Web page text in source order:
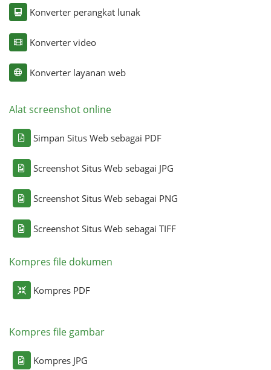
Konverter perangkat lunak
Konverter video
Konverter layanan web
Alat screenshot online
Simpan Situs Web sebagai PDF
Screenshot Situs Web sebagai JPG
Screenshot Situs Web sebagai PNG
Screenshot Situs Web sebagai TIFF
Kompres file dokumen
Kompres PDF
Kompres file gambar
Kompres JPG